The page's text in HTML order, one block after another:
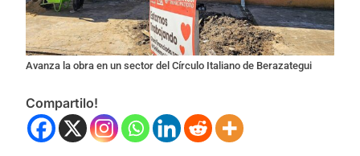
Avanza la obra en un sector del Círculo Italiano de Berazategui
Compartilo!